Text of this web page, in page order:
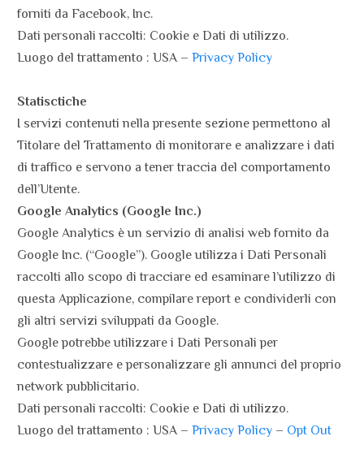
forniti da Facebook, Inc.
Dati personali raccolti: Cookie e Dati di utilizzo.
Luogo del trattamento : USA – Privacy Policy
Statisctiche
I servizi contenuti nella presente sezione permettono al
Titolare del Trattamento di monitorare e analizzare i dati
di traffico e servono a tener traccia del comportamento
dell’Utente.
Google Analytics (Google Inc.)
Google Analytics è un servizio di analisi web fornito da
Google Inc. (“Google”). Google utilizza i Dati Personali
raccolti allo scopo di tracciare ed esaminare l’utilizzo di
questa Applicazione, compilare report e condividerli con
gli altri servizi sviluppati da Google.
Google potrebbe utilizzare i Dati Personali per
contestualizzare e personalizzare gli annunci del proprio
network pubblicitario.
Dati personali raccolti: Cookie e Dati di utilizzo.
Luogo del trattamento : USA – Privacy Policy– Opt Out